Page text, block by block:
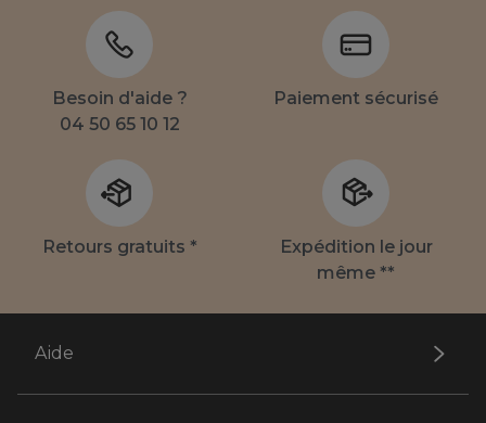
Besoin d'aide ?
04 50 65 10 12
Paiement sécurisé
Retours gratuits *
Expédition le jour
même **
Aide